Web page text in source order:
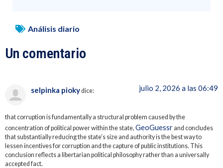
Análisis diario
Un comentario
selpinka piokydice: julio 2, 2026 a las 06:49
that corruption is fundamentally a structural problem caused by the
concentration of political power within the state, GeoGuessr and concludes
that substantially reducing the state’s size and authority is the best way to
lessen incentives for corruption and the capture of public institutions. This
conclusion reflects a libertarian political philosophy rather than a universally
accepted fact.